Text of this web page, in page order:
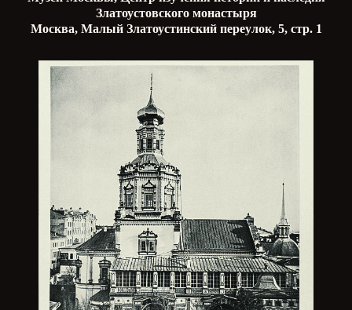
Златоустовского монастыря
Москва, Малый Златоустинский переулок, 5, стр. 1